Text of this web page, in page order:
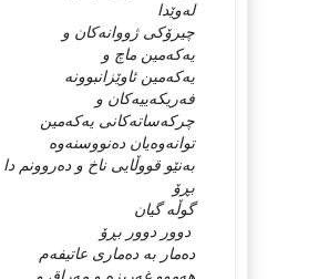
له‌وێدا
چیرۆکی ژووانه‌کان و
یه‌که‌مین ماچ و
یه‌که‌مین ئاوێزانبوونه‌
فه‌ریکه‌ییه‌کان و
چرکه‌ساته‌کانی یه‌که‌مین
توانه‌وه‌یان ده‌نووسنه‌وه‌
به‌نێو قووڵایی ناخ و ده‌روونم دا
بڕۆ
گوڵه‌ گیان
دوور دوور بڕۆ
ده‌مار به‌ ده‌ماری عاتیفه‌م